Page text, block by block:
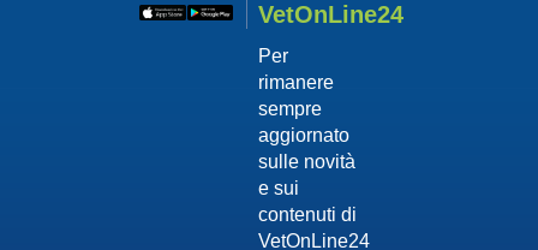
VetOnLine24
Per
rimanere
sempre
aggiornato
sulle novità
e sui
contenuti di
VetOnLine24